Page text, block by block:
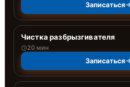
Записаться
Чистка разбрызгивателя
20 мин
Записаться